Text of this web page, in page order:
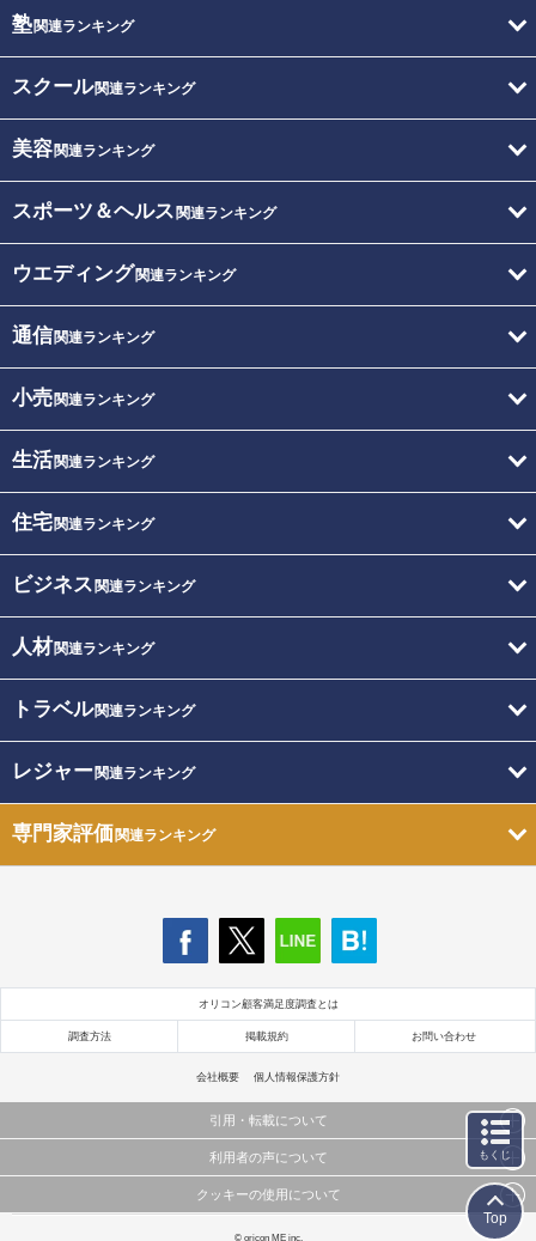
塾関連ランキング
スクール関連ランキング
美容関連ランキング
スポーツ＆ヘルス 関連ランキング
ウエディング関連ランキング
通信関連ランキング
小売関連ランキング
生活関連ランキング
住宅関連ランキング
ビジネス 関連ランキング
人材関連ランキング
トラベル関連ランキング
レジャー関連ランキング
専門家評価関連ランキング
オリコン顧客満足度調査とは
調査方法 掲載規約 お問い合わせ
会社概要 個人情報保護方針
引用・転載について
当サイトで公開されている情報（文字、写真、イラスト、画像データ等）及びこれらの配置・
これらの情報を権利者の許可なく無断転載・複製などの二次利用を行うことは固く禁じており
利用者の声について
当サイトに掲載している内容はすべてサービスの利用者が提出された見解・感想です。
クッキーの使用について
このサイトでは Cookie を使用して、ユーザーに合わせたコンテンツや広告の表示、ソーシャル
© oricon ME inc.
もくじ
Top